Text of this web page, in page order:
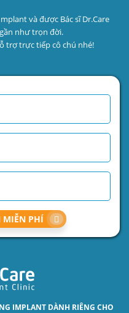
và được Bác sĩ Dr.Care
như trọn đời.
trợ trực tiếp cô chú nhé!
MIỄN PHÍ
IMPLANT DÀNH RIÊNG CHO